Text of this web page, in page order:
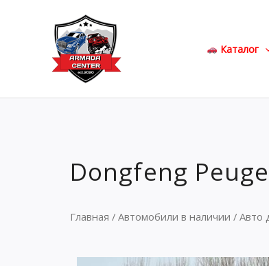
содержимому
Каталог
Dongfeng
Главная / Автомобили в наличии / Авто